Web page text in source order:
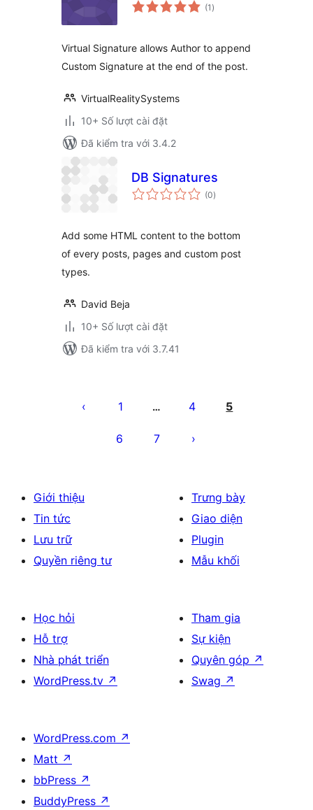
(1 tổng
đánh
)
Virtual Signature allows Author to append
Custom Signature at the end of the post.
VirtualRealitySystems
10+ Số lượt cài đặt
Đã kiểm tra với 3.4.2
DB Signatures
(0tổng
đánh
)
Add some HTML content to the bottom
of every posts, pages and custom post
types.
David Beja
10+ Số lượt cài đặt
Đã kiểm tra với 3.7.41
trang
1 … 4 5
6 7
Giới thiệu
Tin tức
Lưu trữ
Quyền riêng tư
Trưng bày
Giao diện
Plugin
Mẫu khối
Học hỏi
Hỗ trợ
Nhà phát triển
WordPress.tv ↗
Tham gia
Sự kiện
Quyên góp ↗
Swag ↗
WordPress.com ↗
Matt ↗
bbPress ↗
BuddyPress ↗